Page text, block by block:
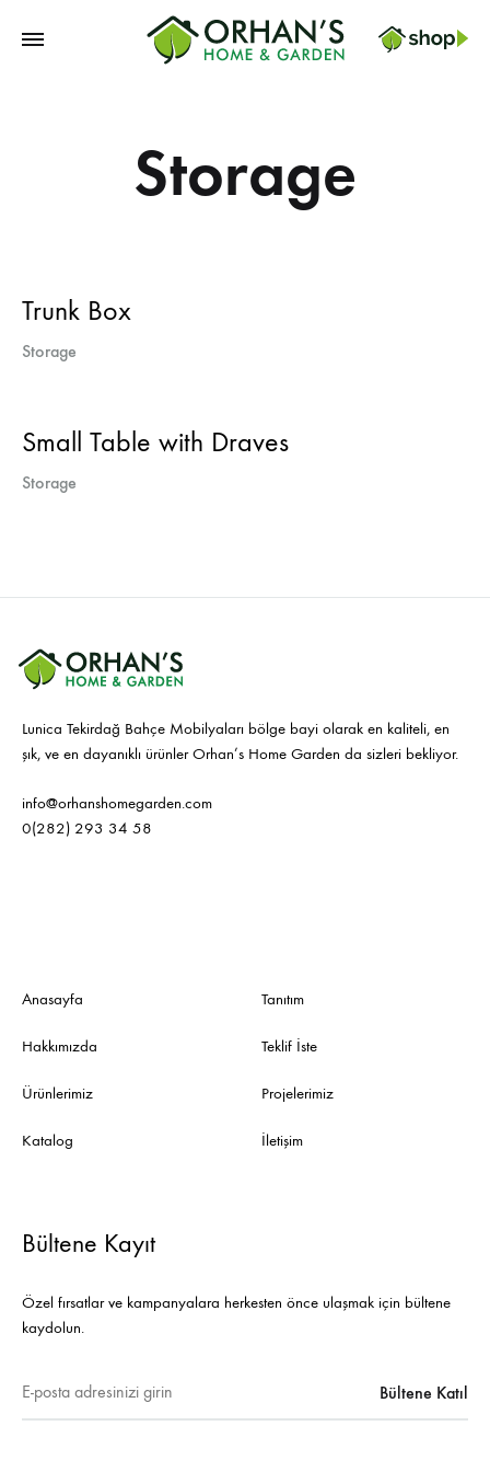
Storage
Trunk Box
Storage
Small Table with Draves
Storage
Lunica Tekirdağ Bahçe Mobilyaları bölge bayi olarak en kaliteli, en
şık, ve en dayanıklı ürünler Orhan’s Home Garden da sizleri bekliyor.
info@orhanshomegarden.com
0(282) 293 34 58
Anasayfa
Hakkımızda
Ürünlerimiz
Katalog
Tanıtım
Teklif İste
Projelerimiz
İletişim
Bültene Kayıt
Özel fırsatlar ve kampanyalara herkesten önce ulaşmak için bültene
kaydolun.